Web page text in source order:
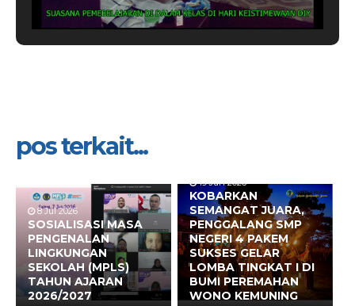
pos terkait...
8 Jul 2026
SOSIALISASI MASA
PENGENALAN
LINGKUNGAN
SEKOLAH (MPLS)
TAHUN AJARAN
2026/2027
19 Jun 2026
KOBARKAN
SEMANGAT JUARA,
PENGGALANG SMP
NEGERI 4 PAKEM
SUKSES GELAR
LOMBA TINGKAT I DI
BUMI PEREMAHAN
WONO KEMUNING
17 Jun 2026